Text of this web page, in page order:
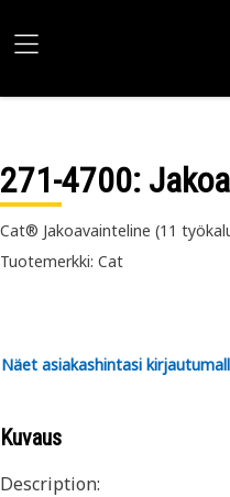
271-4700:
Cat® Jakoavainteline (11
Tuotemerkki: Cat
Näet asiakashintasi
Kuvaus
Description: